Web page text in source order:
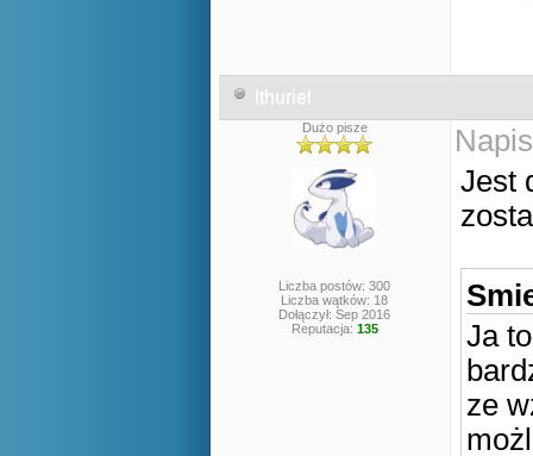
Ithuriel
Dużo pisze
Liczba postów: 300
Liczba wątków: 18
Dołączył: Sep 2016
Reputacja: 135
Jest
Ja
ze